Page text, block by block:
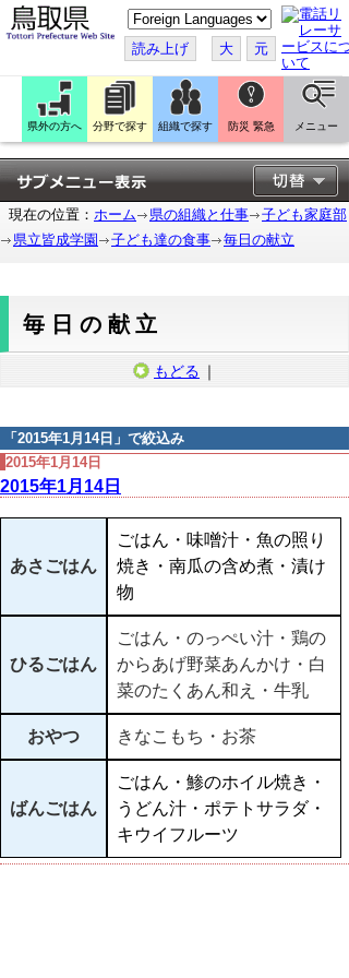
こ
の
ペ
ー
ジ
翻
訳
す
る
読み上げ 大 元
県外の方へ 分野で探す 組織で探す 防災 緊急 メニュー
現在の位置： ホーム 県の組織と仕事
子ども家庭部
県立皆成学園
子ども達の食事 毎日の献立
毎日の献立
もどる ｜
「 2015年1月14日 」で絞込み
2015年1月14日
2015年1月14日
あさごはん
ごはん・味噌汁・魚の照り
焼き・南瓜の含め煮・漬け
物
ひるごはん
ごはん・のっぺい汁・鶏の
からあげ野菜あんかけ・白
菜のたくあん和え・牛乳
おやつ きなこもち・お茶
ばんごはん
ごはん・鯵のホイル焼き・
うどん汁・ポテトサラダ・
キウイフルーツ